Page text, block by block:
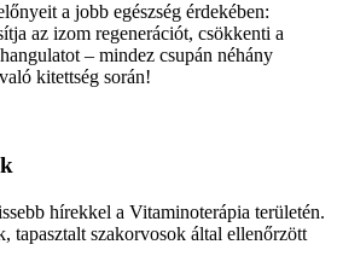
a jobb egészség érdekében:
az izom regenerációt, csökkenti a
– mindez csupán néhány
kitettség során!
hírekkel a Vitaminoterápia területén.
tapasztalt szakorvosok által ellenőrzött